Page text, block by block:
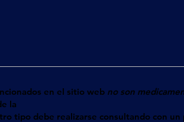
en el sitio web no son
la
tipo debe realizarse consultando con